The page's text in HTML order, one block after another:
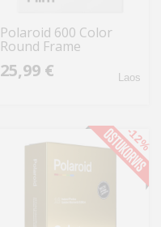
Polaroid 600 Color
Round Frame
25,99 € Laos
-12%